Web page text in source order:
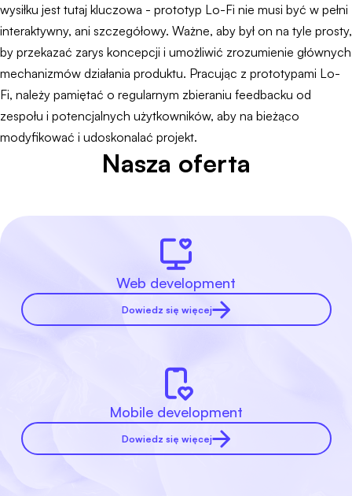
wysiłku jest tutaj kluczowa - prototyp Lo-Fi nie musi być w pełni
interaktywny, ani szczegółowy. Ważne, aby był on na tyle prosty,
by przekazać zarys koncepcji i umożliwić zrozumienie głównych
mechanizmów działania produktu. Pracując z prototypami Lo-
Fi, należy pamiętać o regularnym zbieraniu feedbacku od
zespołu i potencjalnych użytkowników, aby na bieżąco
modyfikować i udoskonalać projekt.
Nasza oferta
Web development
Dowiedz się więcej
Mobile development
Dowiedz się więcej